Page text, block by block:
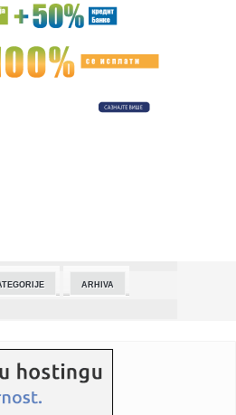
u finalu Evrovizije
Niša! Autobus naglo zakočio, putnici
u Beču: Lavina u finalu Evrovizije 2026.
oduševio celu zemlju: Otmičar mu
Lavina prošla dalje
ARHIVA